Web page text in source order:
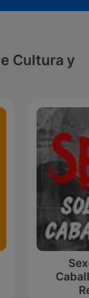
Cultura y